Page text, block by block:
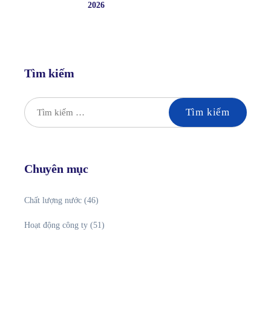
2026
Tìm kiếm
Chuyên mục
Chất lượng nước (46)
Hoạt động công ty (51)